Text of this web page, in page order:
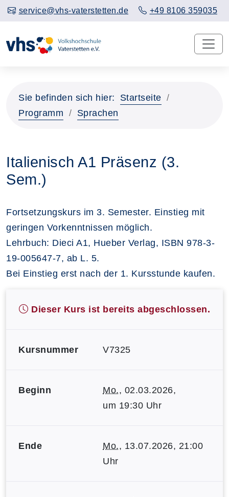
service@vhs-vaterstetten.de +49 8106 359035
Sie befinden sich hier:
Startseite
Programm
Sprachen
Italienisch A1 Präsenz (3.
Sem.)
Fortsetzungskurs im 3. Semester. Einstieg mit
geringen Vorkenntnissen möglich.
Lehrbuch: Dieci A1, Hueber Verlag, ISBN 978-3-
19-005647-7, ab L. 5.
Bei Einstieg erst nach der 1. Kursstunde kaufen.
Dieser Kurs ist bereits abgeschlossen.
Kursnummer V7325
Beginn Mo., 02.03.2026,
um 19:30 Uhr
Ende Mo., 13.07.2026, 21:00
Uhr